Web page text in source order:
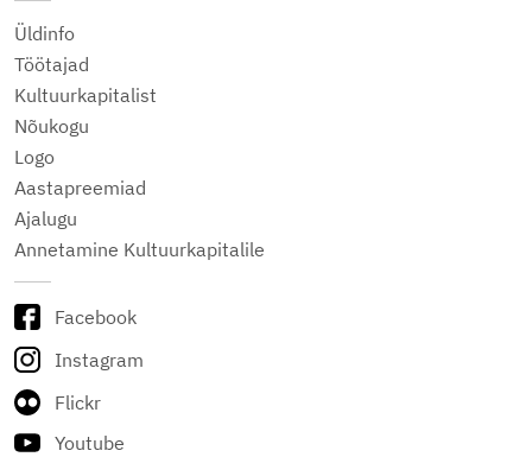
Üldinfo
Töötajad
Kultuurkapitalist
Nõukogu
Logo
Aastapreemiad
Ajalugu
Annetamine Kultuurkapitalile
Facebook
Instagram
Flickr
Youtube